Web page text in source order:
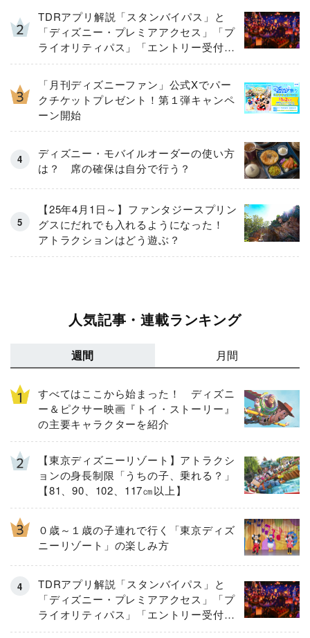
TDRアプリ解説「スタンバイパス」と
「ディズニー・プレミアアクセス」「プ
ライオリティパス」「エントリー受付」
とは
「月刊ディズニーファン」公式Xでパー
クチケットプレゼント！第１弾キャンペ
ーン開始
ディズニー・モバイルオーダーの使い方
は？ 席の確保は自分で行う？
【25年4月1日～】ファンタジースプリン
グスにだれでも入れるようになった！
アトラクションはどう遊ぶ？
人気記事・連載ランキング
週間 月間
すべてはここから始まった！ ディズニ
ー＆ピクサー映画『トイ・ストーリー』
の主要キャラクターを紹介
【東京ディズニーリゾート】アトラクシ
ョンの身長制限「うちの子、乗れる？」
【81、90、102、117㎝以上】
０歳～１歳の子連れで行く「東京ディズ
ニーリゾート」の楽しみ方
TDRアプリ解説「スタンバイパス」と
「ディズニー・プレミアアクセス」「プ
ライオリティパス」「エントリー受付」
とは